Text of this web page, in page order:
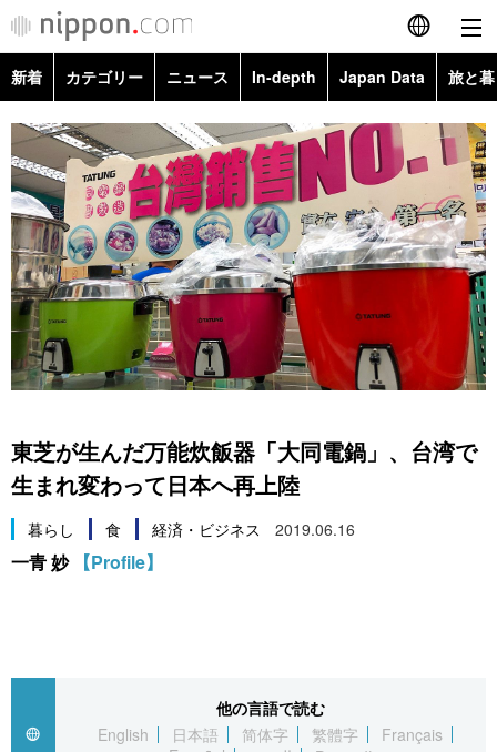
English
简体字
繁體字
Français
العربية
カテゴリー
政治・外交
経済・ビジネス
社会
文化
ニュース
トップ
In-depth
旅と暮らし
動画/Live
新着 カテゴリー ニュース In-depth Japan Data 旅と
政治・外交
経済・ビジネス
国際・海外
社会
文化
暮らし
スポーツ・東京2020
Topics
People
お知らせ
東芝が生んだ万能炊飯器「大同電鍋」、台湾で
生まれ変わって日本へ再上陸
暮らし 食 経済・ビジネス 2019.06.16
一青 妙 【Profile】
他の言語で読む
English
日本語 简体字 繁體字
Français